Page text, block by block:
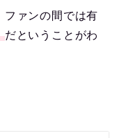
ファンの間では有
だということがわ